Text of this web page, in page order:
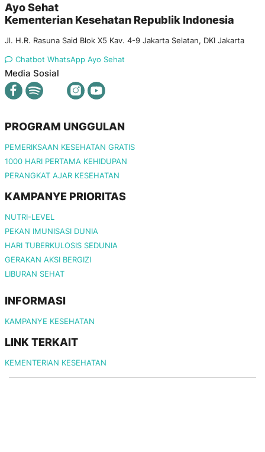
Ayo Sehat
Kementerian Kesehatan Republik Indonesia
Jl. H.R. Rasuna Said Blok X5 Kav. 4-9 Jakarta Selatan, DKI Jakarta
Chatbot WhatsApp Ayo Sehat
Media Sosial
PROGRAM UNGGULAN
PEMERIKSAAN KESEHATAN GRATIS
1000 HARI PERTAMA KEHIDUPAN
PERANGKAT AJAR KESEHATAN
KAMPANYE PRIORITAS
NUTRI-LEVEL
PEKAN IMUNISASI DUNIA
HARI TUBERKULOSIS SEDUNIA
GERAKAN AKSI BERGIZI
LIBURAN SEHAT
INFORMASI
KAMPANYE KESEHATAN
LINK TERKAIT
KEMENTERIAN KESEHATAN